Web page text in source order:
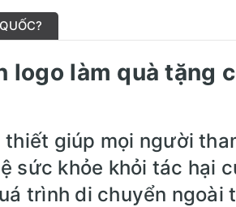
logo làm quà tặng
giúp mọi người
sức khỏe khỏi tác hại
trình di chuyển ngoài